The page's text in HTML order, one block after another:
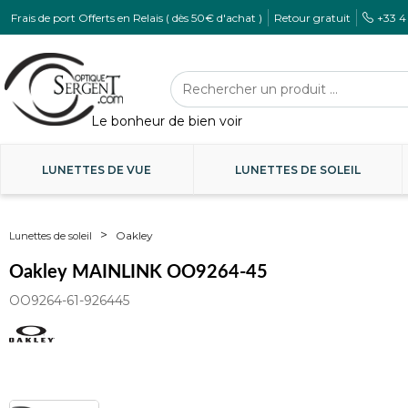
Frais de port Offerts en Relais ( dès 50€ d'achat ) Retour gratuit +33
LUNETTES DE VUE LUNETTES DE SOLEIL
Lunettes de soleil Oakley
Oakley MAINLINK OO9264-45
OO9264-61-926445